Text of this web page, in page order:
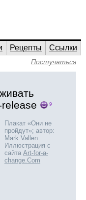
Рецепты
Ссылки
Постучаться
9
Плакат «Они не
пройдут»; автор:
Mark Vallen
Иллюстрация с
сайта Art-for-a-
change.Com